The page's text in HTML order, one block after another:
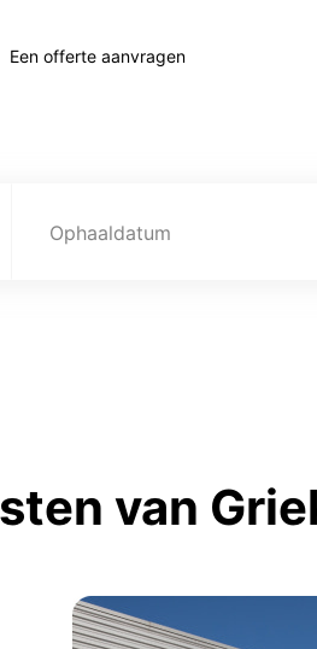
Een offerte aanvragen
Ophaaldatum
van